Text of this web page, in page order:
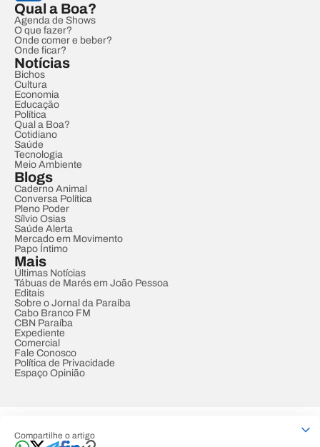
Compartilhe o artigo
Qual a Boa?
Agenda de Shows
O que fazer?
Onde comer e beber?
Onde ficar?
Notícias
Bichos
Cultura
Economia
Educação
Política
Qual a Boa?
Cotidiano
Saúde
Tecnologia
Meio Ambiente
Blogs
Caderno Animal
Conversa Política
Pleno Poder
Sílvio Osias
Saúde Alerta
Mercado em Movimento
Papo Íntimo
Mais
Últimas Notícias
Tábuas de Marés em João Pessoa
Editais
Sobre o Jornal da Paraíba
Cabo Branco FM
CBN Paraíba
Expediente
Comercial
Fale Conosco
Política de Privacidade
Espaço Opinião